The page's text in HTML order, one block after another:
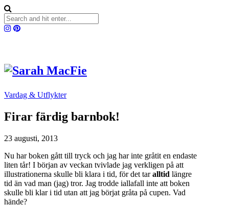
Vardag & Utflykter
Firar färdig barnbok!
23 augusti, 2013
Nu har boken gått till tryck och jag har inte gråtit en endaste
liten tår! I början av veckan tvivlade jag verkligen på att
illustrationerna skulle bli klara i tid, för det taralltid längre
tid än vad man (jag) tror. Jag trodde iallafall inte att boken
skulle bli klar i tid utan att jag börjat gråta på cupen. Vad
hände?